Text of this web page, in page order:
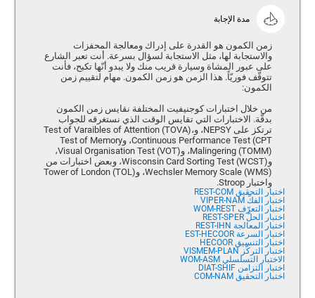
مدة الإجابة
زمن الكمون هو القدرة على إدراك ومعالجة المحفزات
والاستجابة لها، مثل الاستجابة لسؤال بسرعة. أنت تعبر الشارع
على عبور المشاة وسيارة قريب منك ولا يبدو أنّها تكبح، فأنت
تتوقّف فوريّاً. هذا الزمن هو زمن الكمون. مهام لتقييم زمن
الكمون:
من خلال اختبارات كوجنيفيت المختلفة نقايس زمن الكمون
بدقّة. الاختبارات التي تقايس الوقت الذي نستغرقه للجواب
ترتكز على NEPSY، وTest of Varaibles of Attention (TOVA)،
Continuous Performance Test (CPT، وTest of Memory
Malingering (TOMM)، و(Visual Organisation Test (VOT،
وWisconsin Card Sorting Test (WCST)، وبعض اختبارات من
(Wechsler Memory Scale (WMS، وTower of London (TOL)
واختبار Stroop.
اختبار التحقيق REST-COM
اختبار الفكّ VIPER-NAM
اختبار التعرّف WOM-REST
اختبار الحلّ REST-SPER
اختبار المعالجة REST-IHN
اختبار السرعة EST-HECOOR
اختبار التنسيق HECOOR
اختبار التركّز VISMEM-PLAN
الاختبار التسلسلي WOM-ASM
اختبار التزامن DIAT-SHIF
اختبار التحقيق COM-NAM